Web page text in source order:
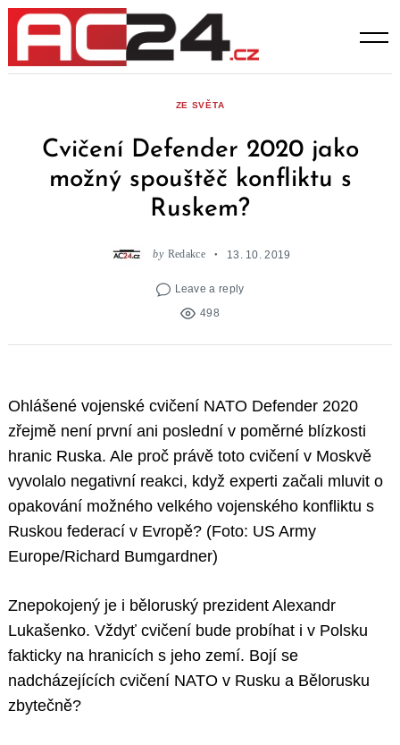
Skip
content
ZE SVĚTA
Cvičení Defender 2020 jako
možný spouštěč konfliktu s
Ruskem?
by Redakce 13. 10. 2019
Leave a reply
498
Ohlášené vojenské cvičení NATO Defender 2020
zřejmě není první ani poslední v poměrné blízkosti
hranic Ruska. Ale proč právě toto cvičení v Moskvě
vyvolalo negativní reakci, když experti začali mluvit o
opakování možného velkého vojenského konfliktu s
Ruskou federací v Evropě? (Foto: US Army
Europe/Richard Bumgardner)
Znepokojený je i běloruský prezident Alexandr
Lukašenko. Vždyť cvičení bude probíhat i v Polsku
fakticky na hranicích s jeho zemí. Bojí se
nadcházejících cvičení NATO v Rusku a Bělorusku
zbytečně?